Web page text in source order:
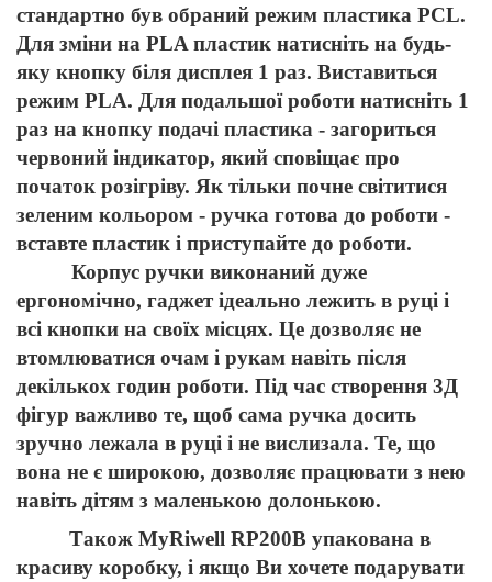
стандартно був обраний режим пластика PCL.
Для зміни на PLA пластик натисніть на будь-
яку кнопку біля дисплея 1 раз. Виставиться
режим PLA. Для подальшої роботи натисніть 1
раз на кнопку подачі пластика - загориться
червоний індикатор, який сповіщає про
початок розігріву. Як тільки почне світитися
зеленим кольором - ручка готова до роботи -
вставте пластик і приступайте до роботи.
Корпус ручки виконаний дуже
ергономічно, гаджет ідеально лежить в руці і
всі кнопки на своїх місцях. Це дозволяє не
втомлюватися очам і рукам навіть після
декількох годин роботи. Під час створення 3Д
фігур важливо те, щоб сама ручка досить
зручно лежала в руці і не вислизала. Те, що
вона не є широкою, дозволяє працювати з нею
навіть дітям з маленькою долонькою.
Також MyRiwell RP200B упакована в
красиву коробку, і якщо Ви хочете подарувати